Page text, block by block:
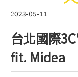
2023-05-11
台北國際
fit. Midea